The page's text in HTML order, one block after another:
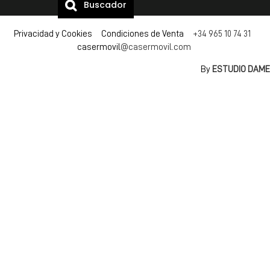
Privacidad y Cookies Condiciones de Venta +34 965 10 74 31
casermovil@casermovil.com
By ESTUDIO DAME
Buscador